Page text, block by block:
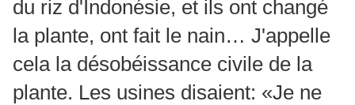
du riz d'Indonésie, et ils ont changé
la plante, ont fait le nain… J'appelle
cela la désobéissance civile de la
plante. Les usines disaient: «Je ne